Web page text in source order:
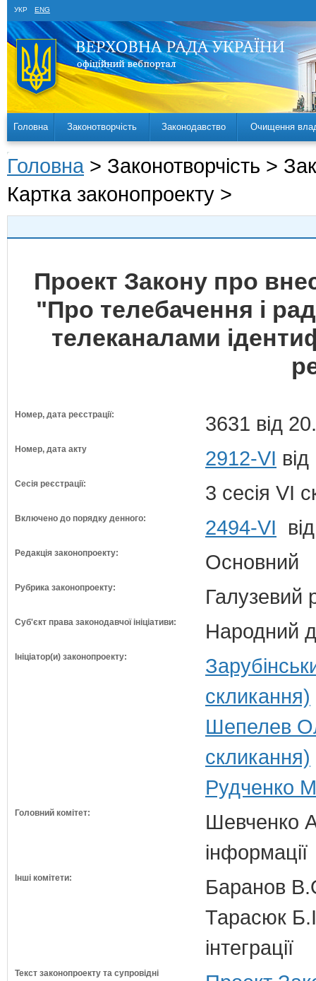
УКР ENG
Головна Законотворчість Законодавство Очищення
Головна > Законотворчість >
Картка законопроекту >
Проект Закону про
"Про телебачення і
телеканалами
Номер, дата реєстрації: 3631 від
Номер, дата акту 2912-VI
Сесія реєстрації: 3 сесія VI
Включено до порядку денного: 2494-VI
Редакція законопроекту: Основний
Рубрика законопроекту: Галузевий
Суб'єкт права законодавчої ініціативи: Народний
Ініціатор(и) законопроекту:
скликання)
Шепелев
скликання)
Рудченко
Головний комітет:
Шевченко
інформації
Інші комітети:
Баранов
Тарасюк
інтеграції
Текст законопроекту та супровідні